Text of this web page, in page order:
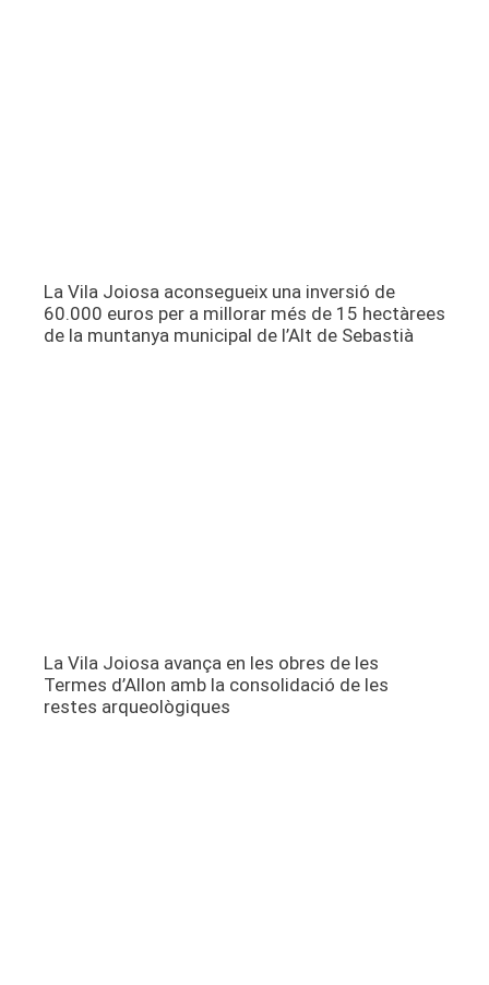
La Vila Joiosa aconsegueix una inversió de
60.000 euros per a millorar més de 15 hectàrees
de la muntanya municipal de l’Alt de Sebastià
La Vila Joiosa avança en les obres de les
Termes d’Allon amb la consolidació de les
restes arqueològiques